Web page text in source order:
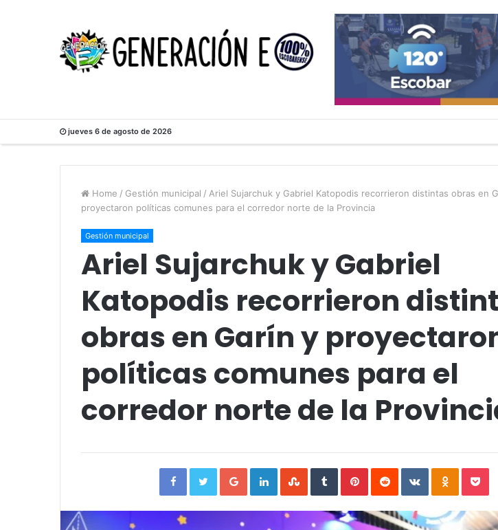
jueves 6 de agosto de 2026
Home / Gestión municipal / Ariel Sujarchuk y Gabriel Katopodis recorrieron distintas obras en
proyectaron políticas comunes para el corredor norte de la Provincia
Gestión municipal
Ariel Sujarchuk y Gabriel
Katopodis recorrieron
obras en Garín y
políticas comunes para el
corredor norte de la
FacebookTwitterGoogle+LinkedInStumbleUpon
TumblrPinterestReddit VKontakte